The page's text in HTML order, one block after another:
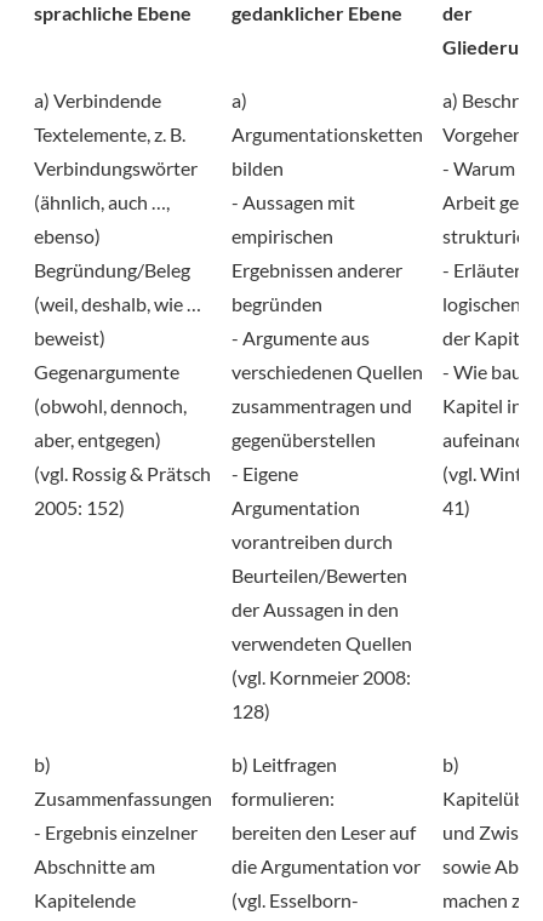
sprachliche Ebene
gedanklicher Ebene
der
a) Verbindende
Textelemente, z. B.
Verbindungswörter
(ähnlich, auch …,
ebenso)
Begründung/Beleg
(weil, deshalb, wie …
beweist)
Gegenargumente
(obwohl, dennoch,
aber, entgegen)
(vgl. Rossig & Prätsch
2005: 152)
a)
Argumentationsketten
bilden
- Aussagen mit
empirischen
Ergebnissen anderer
begründen
- Argumente aus
verschiedenen Quellen
zusammentragen und
gegenüberstellen
- Eigene
Argumentation
vorantreiben durch
Beurteilen/Bewerten
der Aussagen in den
verwendeten Quellen
(vgl. Kornmeier 2008:
128)
a)
- Warum ist
Arbeit
-
logischen
der Kapitel
- Wie
Kapitel
(vgl.
41)
b)
Zusammenfassungen
- Ergebnis einzelner
Abschnitte am
Kapitelende
b) Leitfragen
formulieren:
bereiten den Leser auf
die Argumentation vor
(vgl. Esselborn-
b)
und
sowie
machen zur